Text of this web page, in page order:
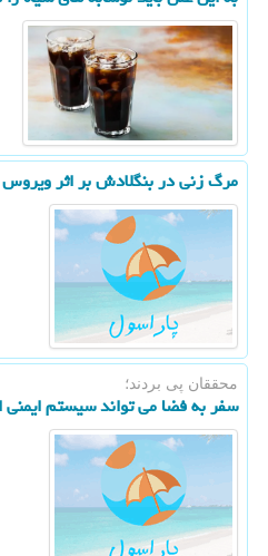
مرگ زنی در بنگلادش بر اثر ویروس
محققان پی بردند؛
سفر به فضا می تواند سیستم ایمنی